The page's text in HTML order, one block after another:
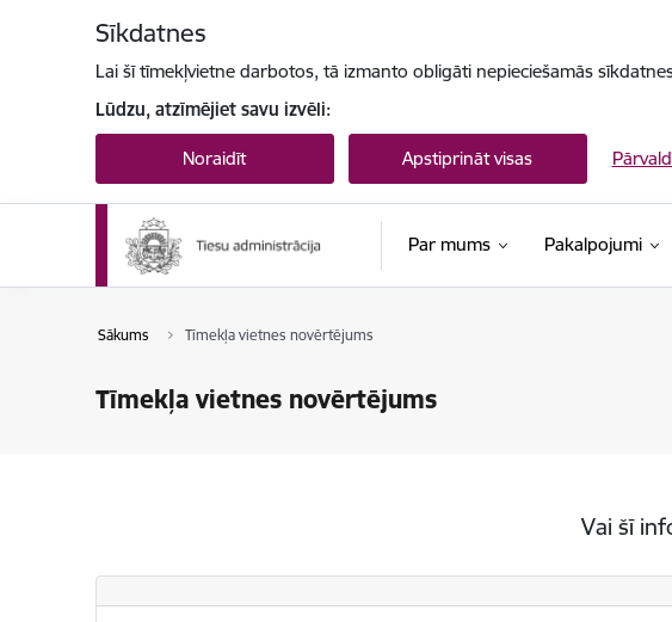
Sīkdatnes
Lai šī tīmekļvietne darbotos, tā izmanto obligāti nepieciešamās
Lūdzu, atzīmējiet savu izvēli:
Noraidīt Apstiprināt visas
Par mums Pakalpojumi
Sākums Tīmekļa vietnes novērtējums
Tīmekļa vietnes novērtējums
Vai šī
Vai šī informācija bija noderīga?